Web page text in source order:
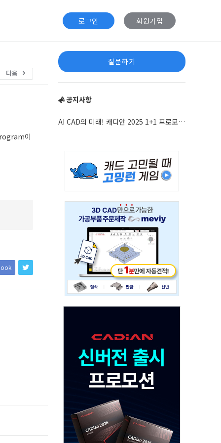
로그인 회원가입
다음
이
Sidebar
질문하기
공지사항
AI CAD의 미래! 캐디안 2025 1+1 프로모션 안내
234x60
234x60
120x600